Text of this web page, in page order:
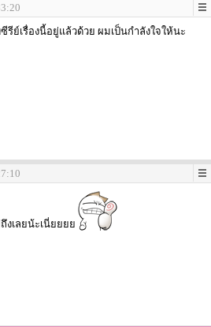
ย์เรื่องนี้อยู่แล้วด้วย ผมเป็นกำลังใจให้นะ
เลยน้ะเนี่ยยยย